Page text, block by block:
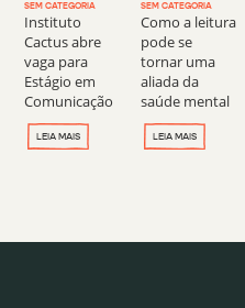
SEM CATEGORIA
Instituto
Cactus abre
vaga para
Estágio em
Comunicação
LEIA MAIS
SEM CATEGORIA
Como a leitura
pode se
tornar uma
aliada da
saúde mental
LEIA MAIS